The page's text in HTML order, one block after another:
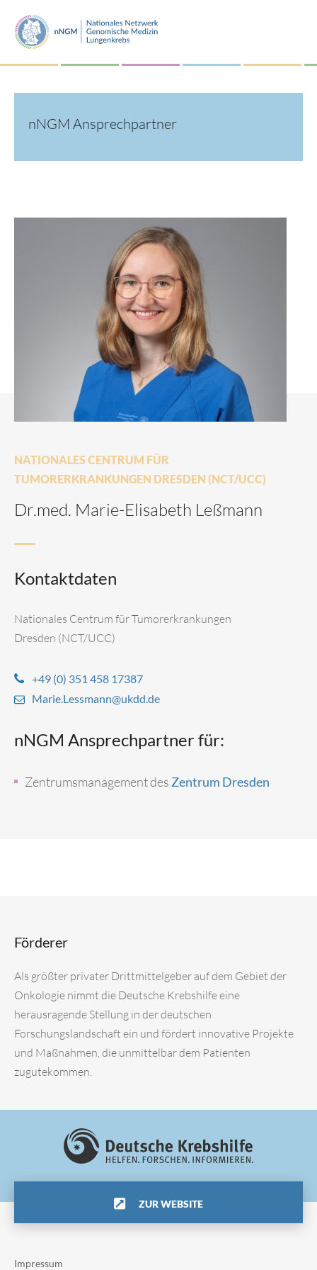
nNGM Ansprechpartner
NATIONALES CENTRUM FÜR
TUMORERKRANKUNGEN DRESDEN (NCT/UCC)
Dr.med. Marie-Elisabeth Leßmann
Kontaktdaten
Nationales Centrum für Tumorerkrankungen
Dresden (NCT/UCC)
+49 (0) 351 458 17387
Marie.Lessmann@ukdd.de
nNGM Ansprechpartner für:
Zentrumsmanagement des Zentrum Dresden
Förderer
Als größter privater Drittmittelgeber auf dem Gebiet der
Onkologie nimmt die Deutsche Krebshilfe eine
herausragende Stellung in der deutschen
Forschungslandschaft ein und fördert innovative Projekte
und Maßnahmen, die unmittelbar dem Patienten
zugutekommen.
ZUR WEBSITE
Impressum